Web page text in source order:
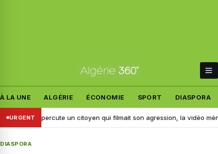
À LA UNE ALGÉRIE ÉCONOMIE SPORT DIASPORA
URGENT
il percute un citoyen qui filmait son agression, la vidéo mène à son
DIASPORA